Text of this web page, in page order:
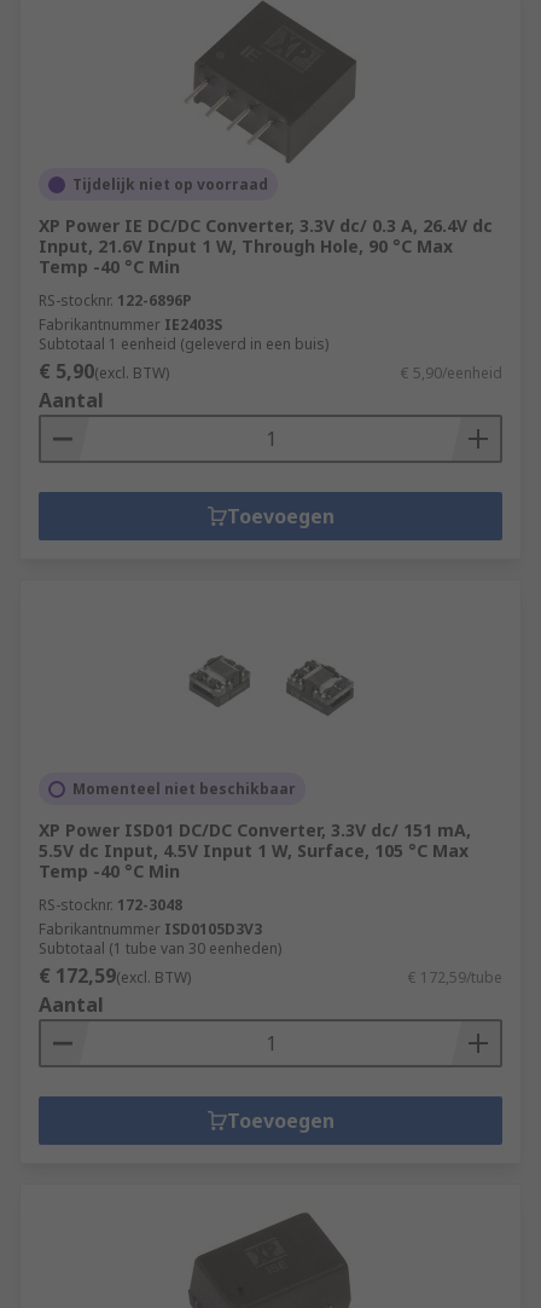
Tijdelijk niet op voorraad
XP Power IE DC/DC Converter, 3.3V dc/ 0.3 A, 26.4V dc
Input, 21.6V Input 1 W, Through Hole, 90 °C Max
Temp -40 °C Min
RS-stocknr. 122-6896P
Fabrikantnummer IE2403S
Subtotaal 1 eenheid (geleverd in een buis)
€ 5,90(excl. BTW) € 5,90/eenheid
Aantal
Toevoegen
Momenteel niet beschikbaar
XP Power ISD01 DC/DC Converter, 3.3V dc/ 151 mA,
5.5V dc Input, 4.5V Input 1 W, Surface, 105 °C Max
Temp -40 °C Min
RS-stocknr. 172-3048
Fabrikantnummer ISD0105D3V3
Subtotaal (1 tube van 30 eenheden)
€ 172,59(excl. BTW) € 172,59/tube
Aantal
Toevoegen